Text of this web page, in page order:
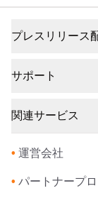
プレスリリース
サポート
関連サービス
• 運営会社
• パートナープ